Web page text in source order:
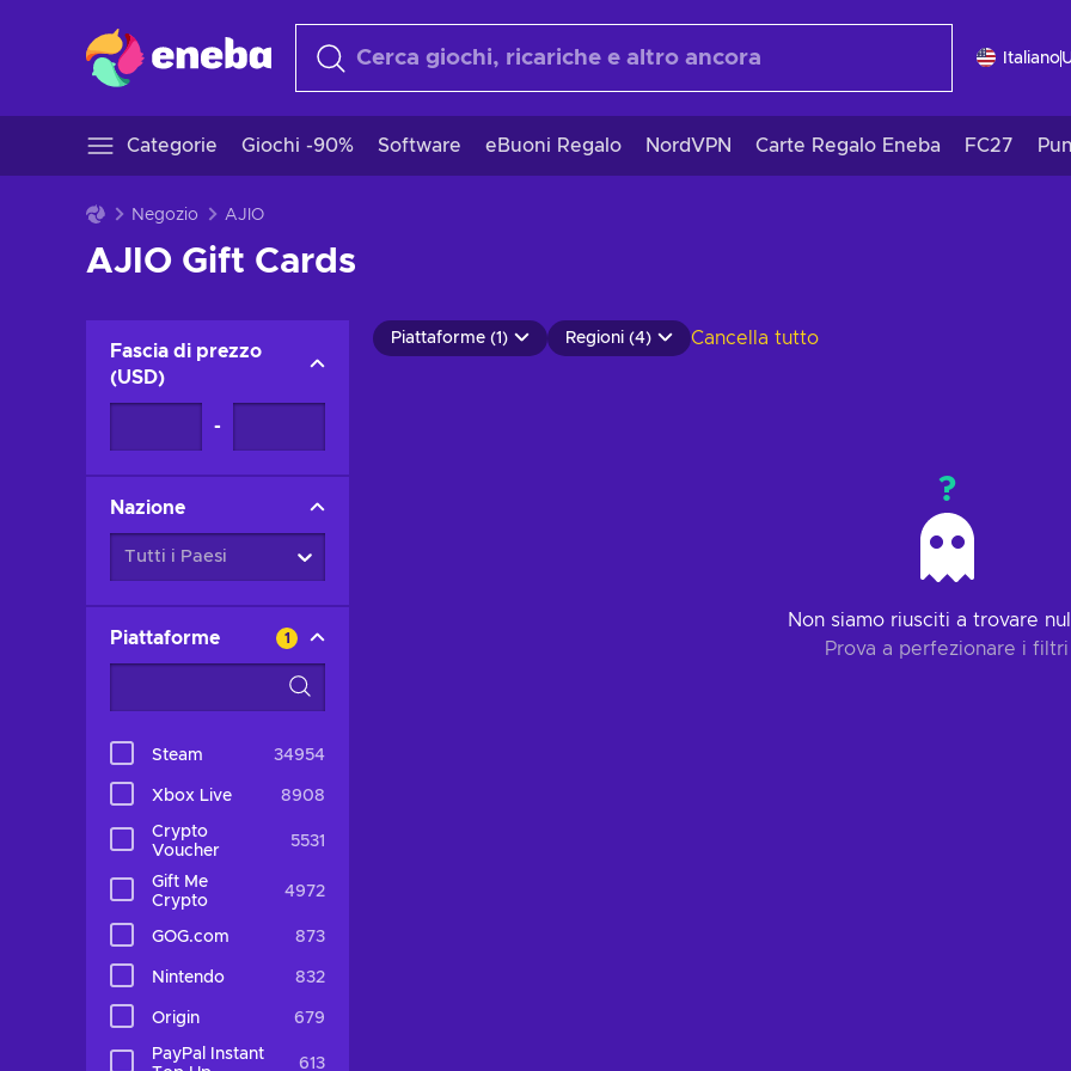
Italiano
Categorie Giochi -90% Software eBuoni Regalo NordVPN Carte Regalo Eneba FC27
Negozio AJIO
AJIO Gift Cards
Fascia di prezzo
(USD)
-
Nazione
Tutti i Paesi
Piattaforme 1
Steam 34954
Xbox Live 8908
Crypto
Voucher
5531
Gift Me
Crypto
4972
GOG.com 873
Nintendo 832
Origin 679
PayPal Instant
613
Piattaforme (1) Regioni (4) Cancella tutto
?
Non siamo riusciti a trovare
Prova a perfezionare i filtri